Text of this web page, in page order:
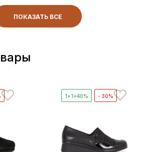
ПОКАЗАТЬ ВСЕ
1+1=40% - 30%